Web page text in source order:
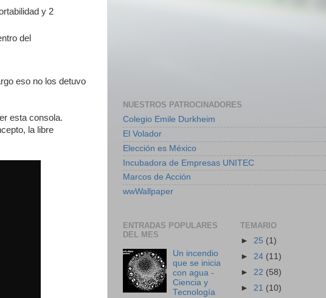
y 2
del
eso no los detuvo
esta consola.
la libre
NUESTROS PATROCINADORES
Colegio Emile Durkheim
El Volador
Elección es México
Incubadora de Empresas UNITEC
Marcos de Acción
wwWallpaper
ENTRADAS POPULARES
DEL MES
Un incendio
que se inicia
con agua -
Ciencia y
Tecnología
TEMARIO
► 25 (1)
► 24 (11)
► 22 (58)
► 21 (10)